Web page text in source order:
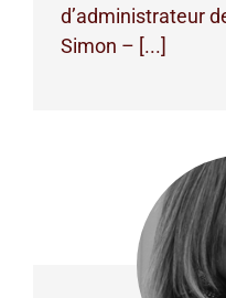
d’administrateur
Simon – [...]